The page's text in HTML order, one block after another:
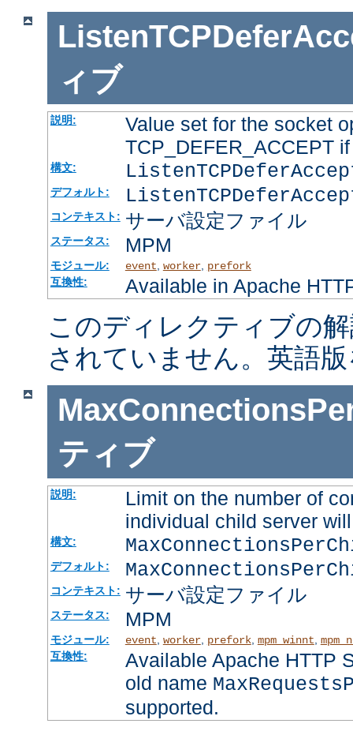
ィブ
説明:
Value set for the socket
TCP_DEFER_ACCEPT
構文:
デフォルト:
コンテキスト: サーバ設定ファイル
ステータス: MPM
モジュール: event worker, prefork
互換性:
Available in Apache
このディレクティブの
されていません。英語
ティブ
説明:
Limit on the number of
individual child server
構文:
デフォルト:
コンテキスト: サーバ設定ファイル
ステータス: MPM
モジュール: event worker, prefork, mpm_winnt
互換性:
Available Apache HTTP
old name
supported.